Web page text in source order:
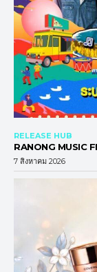
RELEASE HUB
RANONG MUSIC
7 สิงหาคม 2026